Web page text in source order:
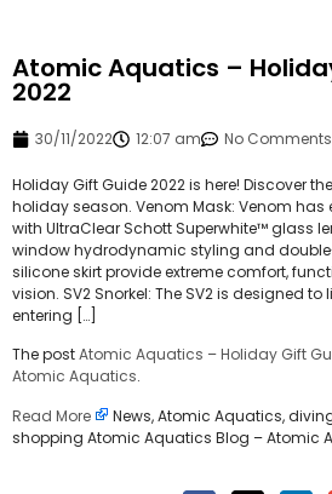
Atomic Aquatics –
2022
30/11/2022 12:07 am No Comments
Holiday Gift Guide 2022 is here! Discover
holiday season. Venom Mask: Venom
with UltraClear Schott Superwhite™ glass
window hydrodynamic styling and
silicone skirt provide extreme comfort,
vision. SV2 Snorkel: The SV2 is designed
entering […]
The postAtomic Aquatics – Holiday Gift
Atomic Aquatics.
Read More
News, Atomic Aquatics,
shopping Atomic Aquatics Blog – Atomic